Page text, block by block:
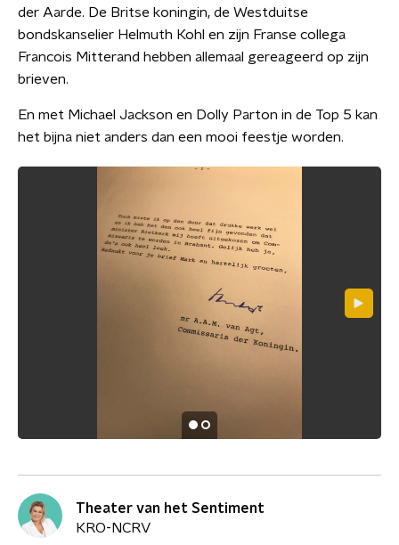
der Aarde. De Britse koningin, de Westduitse
bondskanselier Helmuth Kohl en zijn Franse collega
Francois Mitterand hebben allemaal gereageerd op zijn
brieven.
En met Michael Jackson en Dolly Parton in de Top 5 kan
het bijna niet anders dan een mooi feestje worden.
Theater van het Sentiment
KRO-NCRV